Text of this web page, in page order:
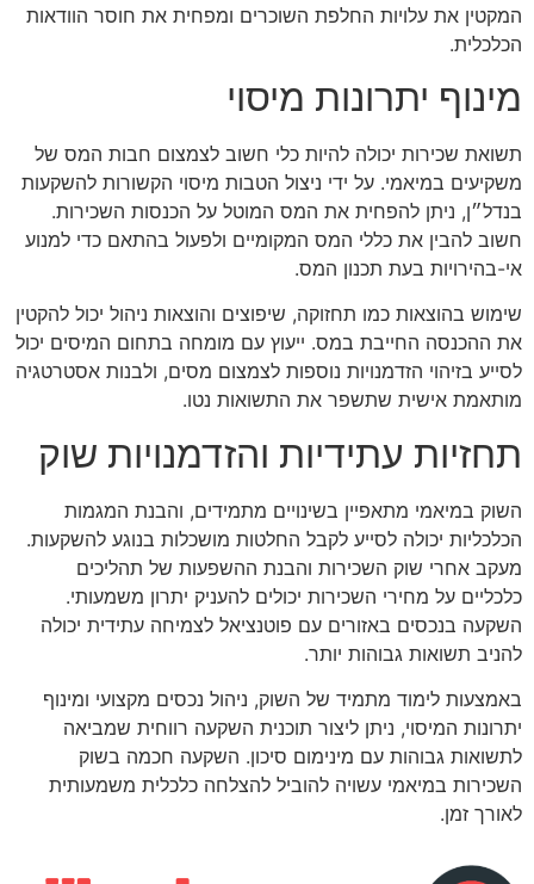
המקטין את עלויות החלפת השוכרים ומפחית את חוסר הוודאות
הכלכלית.
מינוף יתרונות מיסוי
תשואת שכירות יכולה להיות כלי חשוב לצמצום חבות המס של
משקיעים במיאמי. על ידי ניצול הטבות מיסוי הקשורות להשקעות
בנדל״ן, ניתן להפחית את המס המוטל על הכנסות השכירות.
חשוב להבין את כללי המס המקומיים ולפעול בהתאם כדי למנוע
אי-בהירויות בעת תכנון המס.
שימוש בהוצאות כמו תחזוקה, שיפוצים והוצאות ניהול יכול להקטין
את ההכנסה החייבת במס. ייעוץ עם מומחה בתחום המיסים יכול
לסייע בזיהוי הזדמנויות נוספות לצמצום מסים, ולבנות אסטרטגיה
מותאמת אישית שתשפר את התשואות נטו.
תחזיות עתידיות והזדמנויות שוק
השוק במיאמי מתאפיין בשינויים מתמידים, והבנת המגמות
הכלכליות יכולה לסייע לקבל החלטות מושכלות בנוגע להשקעות.
מעקב אחרי שוק השכירות והבנת ההשפעות של תהליכים
כלכליים על מחירי השכירות יכולים להעניק יתרון משמעותי.
השקעה בנכסים באזורים עם פוטנציאל לצמיחה עתידית יכולה
להניב תשואות גבוהות יותר.
באמצעות לימוד מתמיד של השוק, ניהול נכסים מקצועי ומינוף
יתרונות המיסוי, ניתן ליצור תוכנית השקעה רווחית שמביאה
לתשואות גבוהות עם מינימום סיכון. השקעה חכמה בשוק
השכירות במיאמי עשויה להוביל להצלחה כלכלית משמעותית
לאורך זמן.